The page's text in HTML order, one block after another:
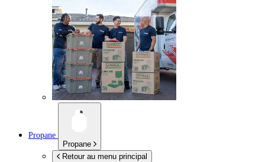
Propane
Propane
Retour au menu principal